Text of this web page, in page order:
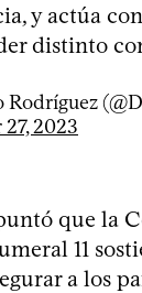
y actúa
distinto
2023
que la
11
a los